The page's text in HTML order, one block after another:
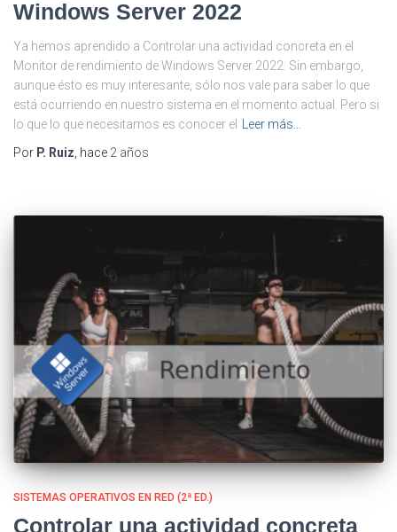
Windows Server 2022
Ya hemos aprendido a Controlar una actividad concreta en el
Monitor de rendimiento de Windows Server 2022. Sin embargo,
aunque ésto es muy interesante, sólo nos vale para saber lo que
está ocurriendo en nuestro sistema en el momento actual. Pero si
lo que lo que necesitamos es conocer el
Leer más…
Por P. Ruiz , hace 2 años
SISTEMAS OPERATIVOS EN RED (2ª ED.)
Controlar una actividad concreta